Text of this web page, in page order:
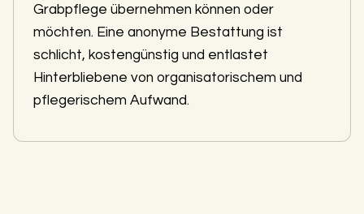
Grabpflege übernehmen können oder
möchten. Eine anonyme Bestattung ist
schlicht, kostengünstig und entlastet
Hinterbliebene von organisatorischem und
pflegerischem Aufwand.